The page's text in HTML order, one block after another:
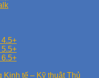
Kinh tế – Kỹ thuật Thủ